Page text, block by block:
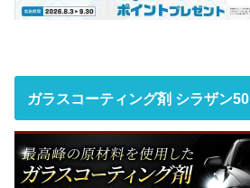
ガラスコーティング剤 シラザン50